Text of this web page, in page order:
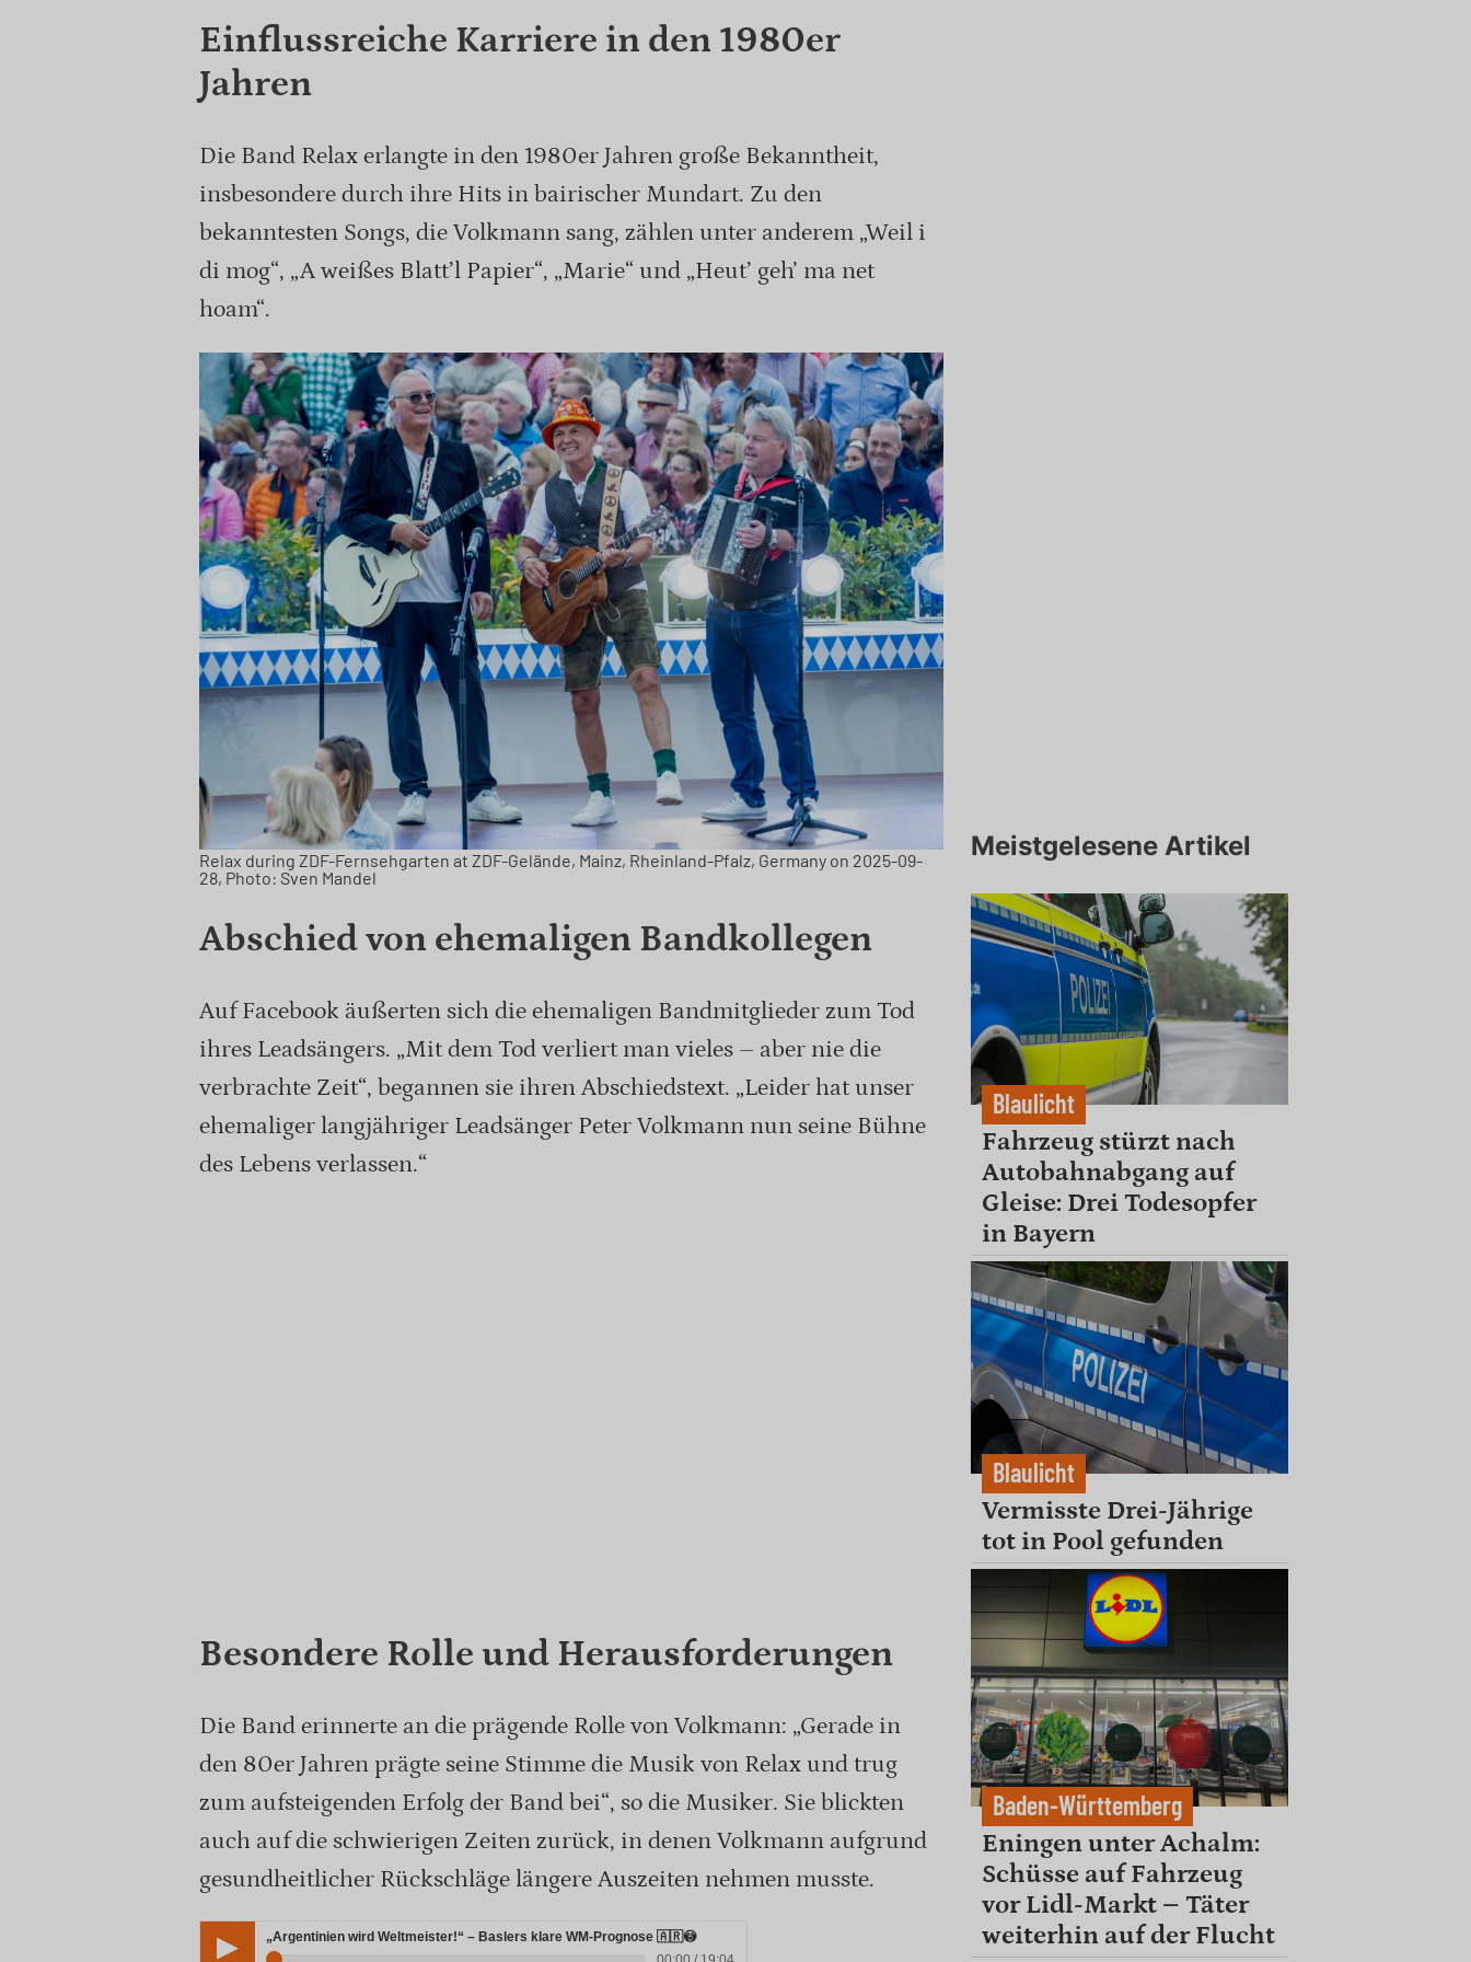
Einflussreiche Karriere in den 1980er
Jahren
Die Band Relax erlangte in den 1980er Jahren große Bekanntheit,
insbesondere durch ihre Hits in bairischer Mundart. Zu den
bekanntesten Songs, die Volkmann sang, zählen unter anderem „Weil i
di mog“, „A weißes Blatt’l Papier“, „Marie“ und „Heut’ geh’ ma net
hoam“.
Relax during ZDF-Fernsehgarten at ZDF-Gelände, Mainz, Rheinland-Pfalz, Germany on 2025-09-
28, Photo: Sven Mandel
Abschied von ehemaligen Bandkollegen
Auf Facebook äußerten sich die ehemaligen Bandmitglieder zum Tod
ihres Leadsängers. „Mit dem Tod verliert man vieles – aber nie die
verbrachte Zeit“, begannen sie ihren Abschiedstext. „Leider hat unser
ehemaliger langjähriger Leadsänger Peter Volkmann nun seine Bühne
des Lebens verlassen.“
Besondere Rolle und Herausforderungen
Die Band erinnerte an die prägende Rolle von Volkmann: „Gerade in
den 80er Jahren prägte seine Stimme die Musik von Relax und trug
zum aufsteigenden Erfolg der Band bei“, so die Musiker. Sie blickten
auch auf die schwierigen Zeiten zurück, in denen Volkmann aufgrund
gesundheitlicher Rückschläge längere Auszeiten nehmen musste.
„Argentinien wird Weltmeister!“ – Baslers klare WM-Prognose 🇦🇷😳
Meistgelesene Artikel
Blaulicht
Fahrzeug stürzt nach
Autobahnabgang auf
Gleise: Drei Todesopfer
in Bayern
Blaulicht
Vermisste Drei-Jährige
tot in Pool gefunden
Baden-Württemberg
Eningen unter Achalm:
Schüsse auf Fahrzeug
vor Lidl-Markt – Täter
weiterhin auf der Flucht